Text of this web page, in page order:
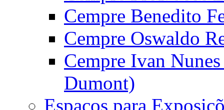
Cempre Benedito
Cempre Oswaldo
Cempre Ivan
Dumont)
Espaços para